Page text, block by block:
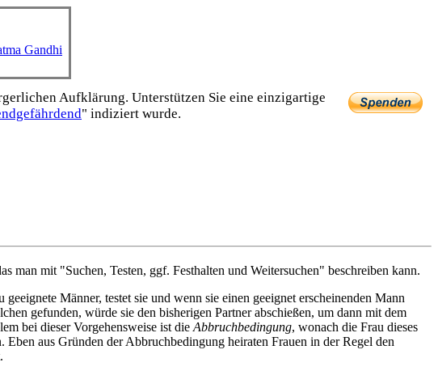
Gandhi
Aufklärung. Unterstützen Sie eine einzig­artige
" indiziert wurde.
man mit "Suchen, Testen, ggf. Festhalten und Weitersuchen" beschreiben kann.
geeignete Männer, testet sie und wenn sie einen geeignet erscheinenden Mann
gefunden, würde sie den bisherigen Partner abschießen, um dann mit dem
bei dieser Vorgehensweise ist die Abbruchbedingung, wonach die Frau dieses
aus Gründen der Abbruchbedingung heiraten Frauen in der Regel den